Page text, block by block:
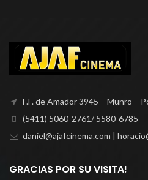
F.F. de Amador 3945 – Munro –
(5411) 5060-2761/ 5580-6785
daniel@ajafcinema.com |
GRACIAS POR SU VISITA!